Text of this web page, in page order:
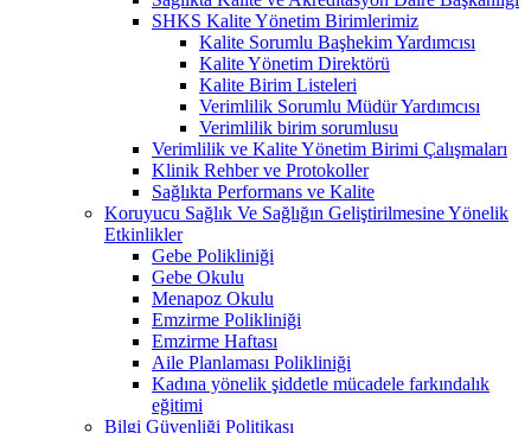
SHKS Kalite Yönetim Birimlerimiz
Kalite Sorumlu Başhekim Yardımcısı
Kalite Yönetim Direktörü
Kalite Birim Listeleri
Verimlilik Sorumlu Müdür Yardımcısı
Verimlilik birim sorumlusu
Verimlilik ve Kalite Yönetim Birimi Çalışmaları
Klinik Rehber ve Protokoller
Sağlıkta Performans ve Kalite
Koruyucu Sağlık Ve Sağlığın Geliştirilmesine Yönelik
Etkinlikler
Gebe Polikliniği
Gebe Okulu
Menapoz Okulu
Emzirme Polikliniği
Emzirme Haftası
Aile Planlaması Polikliniği
Kadına yönelik şiddetle mücadele farkındalık
eğitimi
Bilgi Güvenliği Politikası